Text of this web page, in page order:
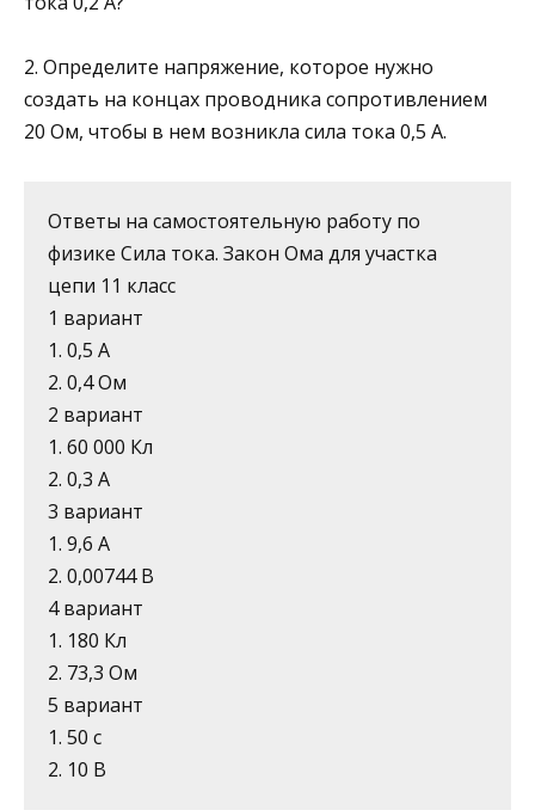
2. Определите напряжение, которое нужно
создать на концах проводника сопротивлением
20 Ом, чтобы в нем возникла сила тока 0,5 А.
Ответы на самостоятельную работу по
физике Сила тока. Закон Ома для участка
цепи 11 класс
1 вариант
1. 0,5 А
2. 0,4 Ом
2 вариант
1. 60 000 Кл
2. 0,3 А
3 вариант
1. 9,6 А
2. 0,00744 В
4 вариант
1. 180 Кл
2. 73,3 Ом
5 вариант
1. 50 с
2. 10 В